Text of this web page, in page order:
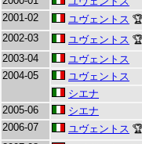
2001-02
ユヴェントス
2002-03
ユヴェントス
2003-04
ユヴェントス
2004-05
ユヴェントス
シエナ
2005-06
シエナ
2006-07
ユヴェントス